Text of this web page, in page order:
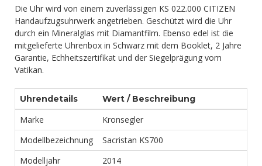
Die Uhr wird von einem zuverlässigen KS 022.000 CITIZEN
Handaufzugsuhrwerk angetrieben. Geschützt wird die Uhr
durch ein Mineralglas mit Diamantfilm. Ebenso edel ist die
mitgelieferte Uhrenbox in Schwarz mit dem Booklet, 2 Jahre
Garantie, Echheitszertifikat und der Siegelprägung vom
Vatikan.
Uhrendetails Wert / Beschreibung
Marke
Kronsegler
Modellbezeichnung
Sacristan KS700
Modelljahr
2014